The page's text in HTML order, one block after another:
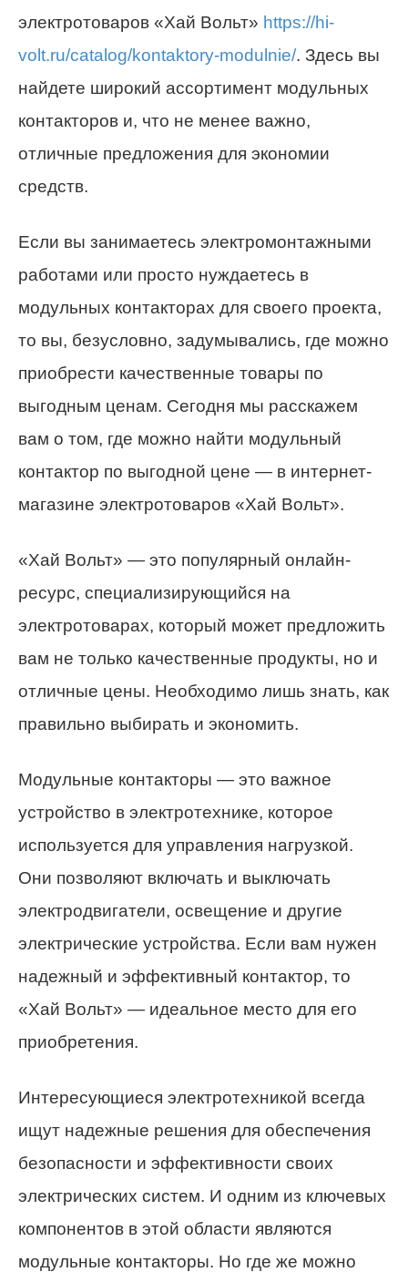
электротоваров «Хай Вольт» https://hi-
volt.ru/catalog/kontaktory-modulnie/. Здесь вы
найдете широкий ассортимент модульных
контакторов и, что не менее важно,
отличные предложения для экономии
средств.
Если вы занимаетесь электромонтажными
работами или просто нуждаетесь в
модульных контакторах для своего проекта,
то вы, безусловно, задумывались, где можно
приобрести качественные товары по
выгодным ценам. Сегодня мы расскажем
вам о том, где можно найти модульный
контактор по выгодной цене — в интернет-
магазине электротоваров «Хай Вольт».
«Хай Вольт» — это популярный онлайн-
ресурс, специализирующийся на
электротоварах, который может предложить
вам не только качественные продукты, но и
отличные цены. Необходимо лишь знать, как
правильно выбирать и экономить.
Модульные контакторы — это важное
устройство в электротехнике, которое
используется для управления нагрузкой.
Они позволяют включать и выключать
электродвигатели, освещение и другие
электрические устройства. Если вам нужен
надежный и эффективный контактор, то
«Хай Вольт» — идеальное место для его
приобретения.
Интересующиеся электротехникой всегда
ищут надежные решения для обеспечения
безопасности и эффективности своих
электрических систем. И одним из ключевых
компонентов в этой области являются
модульные контакторы. Но где же можно